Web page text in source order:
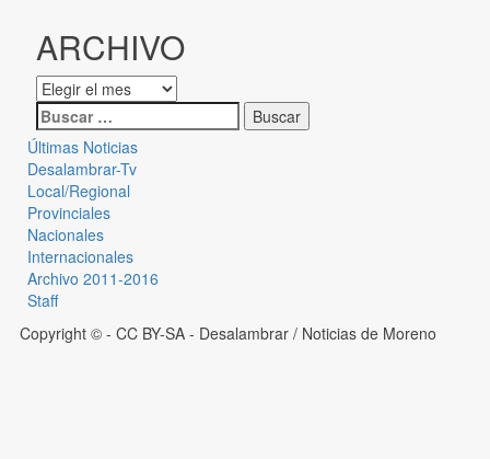
ARCHIVO
Últimas Noticias
Desalambrar-Tv
Local/Regional
Provinciales
Nacionales
Internacionales
Archivo 2011-2016
Staff
Copyright © - CC BY-SA - Desalambrar / Noticias de Moreno